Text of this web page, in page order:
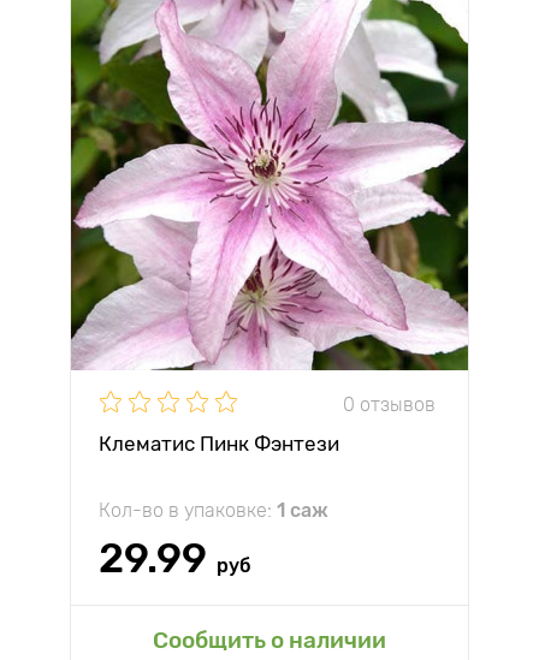
0 отзывов
Клематис Пинк Фэнтези
Кол-во в упаковке: 1 саж
29.99 руб
Сообщить о наличии